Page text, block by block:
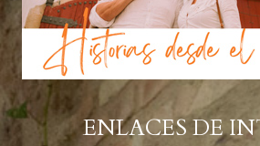
ENLACES DE